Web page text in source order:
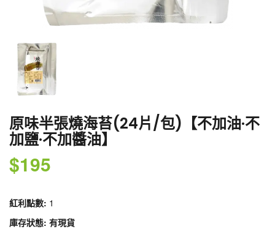
原味半張燒海苔(24片/包)【不加油·不
加鹽·不加醬油】
$195
紅利點數: 1
庫存狀態: 有現貨